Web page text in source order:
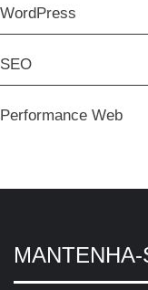
WordPress
SEO
Performance Web